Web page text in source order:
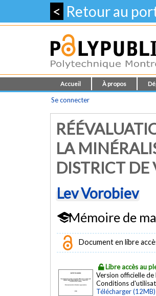
< Retour au
Accueil À propos
Se connecter
LA
DISTRICT DE
Lev Vorobiev
Mémoire de
Document en libre
Libre accès au
Version officielle
Conditions
Télécharger (12MB)